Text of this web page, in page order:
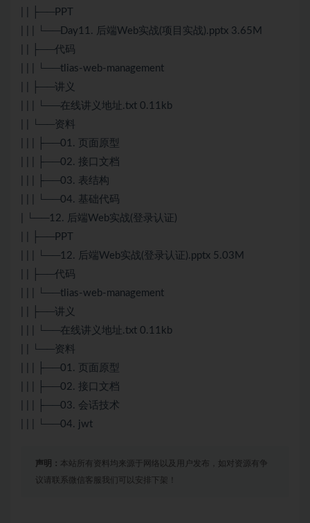
| | ├──PPT
| | | └──Day11. 后端Web实战(项目实战).pptx 3.65M
| | ├──代码
| | | └──tlias-web-management
| | ├──讲义
| | | └──在线讲义地址.txt 0.11kb
| | └──资料
| | | ├──01. 页面原型
| | | ├──02. 接口文档
| | | ├──03. 表结构
| | | └──04. 基础代码
| └──12. 后端Web实战(登录认证)
| | ├──PPT
| | | └──12. 后端Web实战(登录认证).pptx 5.03M
| | ├──代码
| | | └──tlias-web-management
| | ├──讲义
| | | └──在线讲义地址.txt 0.11kb
| | └──资料
| | | ├──01. 页面原型
| | | ├──02. 接口文档
| | | ├──03. 会话技术
| | | └──04. jwt
声明： 本站所有资料均来源于网络以及用户发布，如对资源有争
议请联系微信客服我们可以安排下架！